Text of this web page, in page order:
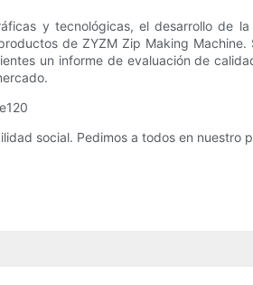
y tecnológicas, el desarrollo de
de ZYZM Zip Making
un informe de evaluación de
social. Pedimos a todos en